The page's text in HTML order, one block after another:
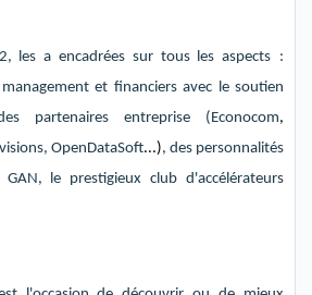
les a encadrées sur tous les aspects :
et financiersavec le soutien
partenaires entreprise (Econocom,
, OpenDataSoft...), des personnalités
GAN, le prestigieux club d'accélérateurs